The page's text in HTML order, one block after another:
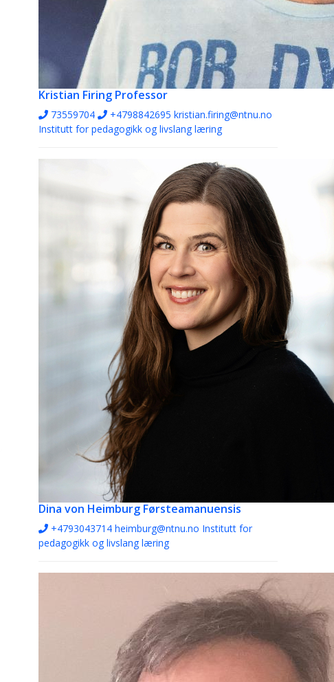
Kristian Firing Professor
73559704 +4798842695 kristian.firing@ntnu.no
Institutt for pedagogikk og livslang læring
Dina von Heimburg Førsteamanuensis
+4793043714 heimburg@ntnu.no Institutt for
pedagogikk og livslang læring